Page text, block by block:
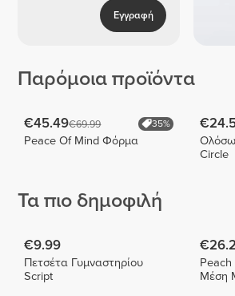
Εγγραφή
Παρόμοια προϊόντα
€45.49€69.99 35%
Peace Of Mind Φόρμα
Circle
Τα πιο δημοφιλή
€9.99
Πετσέτα Γυμναστηρίου
Script
Peach
Μέση